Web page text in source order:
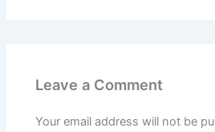
Leave a Comment
Your email address will not be